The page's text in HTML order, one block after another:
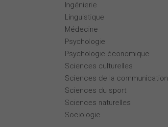
Ingénierie
Linguistique
Médecine
Psychologie
Psychologie économique
Sciences culturelles
Sciences de la communication
Sciences du sport
Sciences naturelles
Sociologie